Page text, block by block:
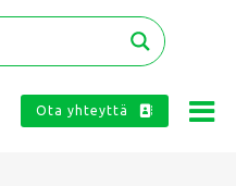
Ota yhteyttä